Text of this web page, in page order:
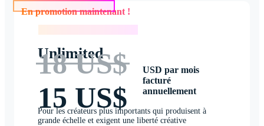
En promotion maintenant !
Unlimited
18 US$
15 US$
USD par mois
facturé
annuellement
Pour les créateurs plus importants qui produisent à
grande échelle et exigent une liberté créative